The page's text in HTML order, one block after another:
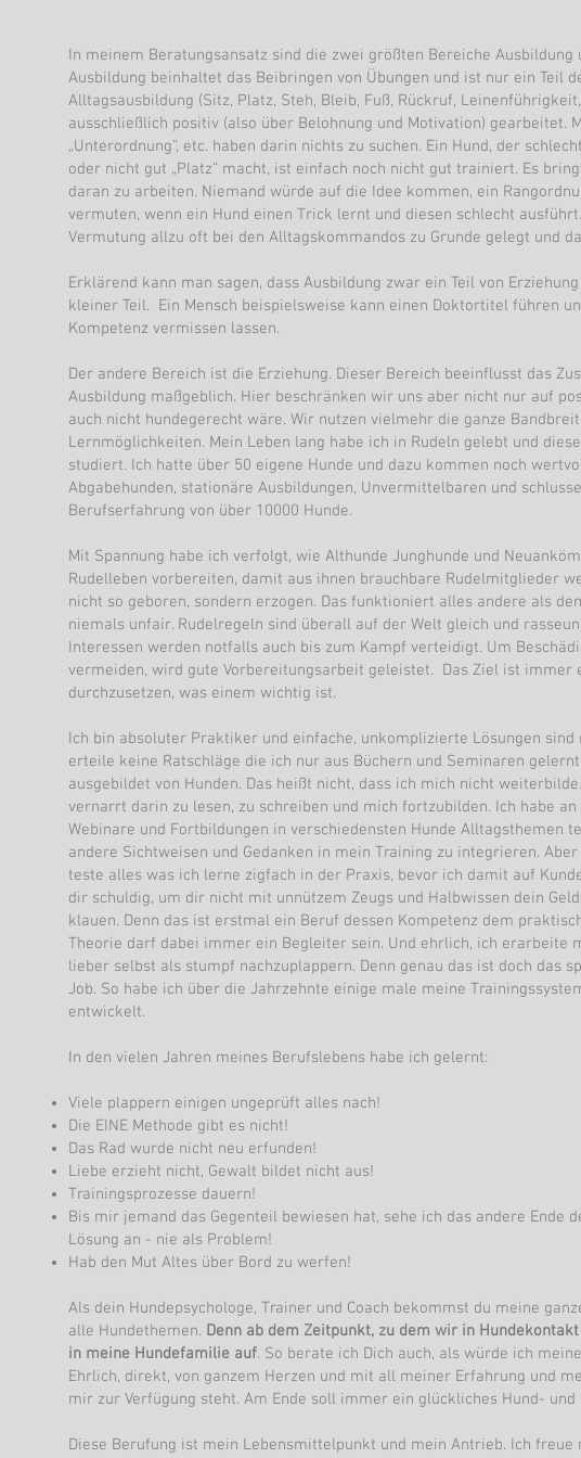
In meinem Beratungsansatz sind die zwei größten Bereiche Ausbildung
Ausbildung beinhaltet das Beibringen von Übungen und ist nur ein Teil
Alltagsausbildung (Sitz, Platz, Steh, Bleib, Fuß, Rückruf,
ausschließlich positiv (also über Belohnung und Motivation) gearbeitet.
„Unterordnung“, etc. haben darin nichts zu suchen. Ein Hund, der
oder nicht gut „Platz“ macht, ist einfach noch nicht gut trainiert. Es
daran zu arbeiten. Niemand würde auf die Idee kommen, ein
vermuten, wenn ein Hund einen Trick lernt und diesen schlecht
Vermutung allzu oft bei den Alltagskommandos zu Grunde gelegt und
Erklärend kann man sagen, dass Ausbildung zwar ein Teil von
kleiner Teil. Ein Mensch beispielsweise kann einen Doktortitel führen
Kompetenz vermissen lassen.
Der andere Bereich ist die Erziehung. Dieser Bereich beeinflusst das
Ausbildung maßgeblich. Hier beschränken wir uns aber nicht nur auf
auch nicht hundegerecht wäre. Wir nutzen vielmehr die ganze
Lernmöglichkeiten. Mein Leben lang habe ich in Rudeln gelebt und
studiert. Ich hatte über 50 eigene Hunde und dazu kommen noch
Abgabehunden, stationäre Ausbildungen, Unvermittelbaren und
Berufserfahrung von über 10000 Hunde.
Mit Spannung habe ich verfolgt, wie Althunde Junghunde und
Rudelleben vorbereiten, damit aus ihnen brauchbare Rudelmitglieder
nicht so geboren, sondern erzogen. Das funktioniert alles andere als
niemals unfair. Rudelregeln sind überall auf der Welt gleich und
Interessen werden notfalls auch bis zum Kampf verteidigt. Um
vermeiden, wird gute Vorbereitungsarbeit geleistet. Das Ziel ist immer
durchzusetzen, was einem wichtig ist.
Ich bin absoluter Praktiker und einfache, unkomplizierte Lösungen sind
erteile keine Ratschläge die ich nur aus Büchern und Seminaren
ausgebildet von Hunden. Das heißt nicht, dass ich mich nicht
vernarrt darin zu lesen, zu schreiben und mich fortzubilden. Ich habe
Webinare und Fortbildungen in verschiedensten Hunde Alltagsthemen
andere Sichtweisen und Gedanken in mein Training zu integrieren.
teste alles was ich lerne zigfach in der Praxis, bevor ich damit auf
dir schuldig, um dir nicht mit unnützem Zeugs und Halbwissen dein
klauen. Denn das ist erstmal ein Beruf dessen Kompetenz dem
Theorie darf dabei immer ein Begleiter sein. Und ehrlich, ich erarbeite
lieber selbst als stumpf nachzuplappern. Denn genau das ist doch das
Job. So habe ich über die Jahrzehnte einige male meine
entwickelt.
In den vielen Jahren meines Berufslebens habe ich gelernt:
Viele plappern einigen ungeprüft alles nach!
Die EINE Methode gibt es nicht!
Das Rad wurde nicht neu erfunden!
Liebe erzieht nicht, Gewalt bildet nicht aus!
Trainingsprozesse dauern!
Bis mir jemand das Gegenteil bewiesen hat, sehe ich das andere Ende
Lösung an - nie als Problem!
Hab den Mut Altes über Bord zu werfen!
Als dein Hundepsychologe, Trainer und Coach bekommst du meine
alle Hundethemen. Denn ab dem Zeitpunkt, zu dem wir in
in meine Hundefamilie auf. So berate ich Dich auch, als würde ich
Ehrlich, direkt, von ganzem Herzen und mit all meiner Erfahrung und
mir zur Verfügung steht. Am Ende soll immer ein glückliches Hund- und
Diese Berufung ist mein Lebensmittelpunkt und mein Antrieb. Ich freue